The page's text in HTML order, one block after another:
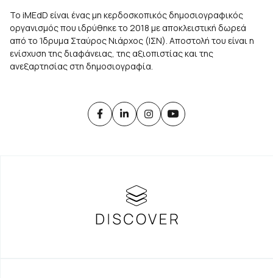
Το iMEdD είναι ένας μη κερδοσκοπικός δημοσιογραφικός
οργανισμός που ιδρύθηκε το 2018 με αποκλειστική δωρεά
από το Ίδρυμα Σταύρος Νιάρχος (ΙΣΝ). Αποστολή του είναι η
ενίσχυση της διαφάνειας, της αξιοπιστίας και της
ανεξαρτησίας στη δημοσιογραφία.